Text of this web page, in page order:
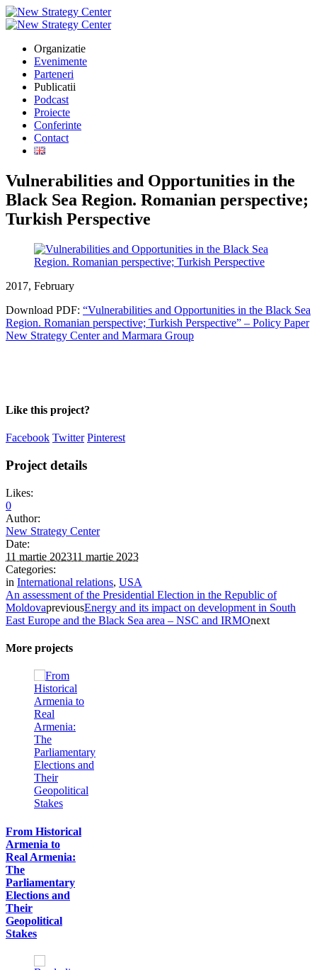
Organizatie
Evenimente
Parteneri
Publicatii
Podcast
Proiecte
Conferinte
Contact
Vulnerabilities and Opportunities in the
Black Sea Region. Romanian perspective;
Turkish Perspective
2017, February
Download PDF: “Vulnerabilities and Opportunities in the Black Sea
Region. Romanian perspective; Turkish Perspective” – Policy Paper
New Strategy Center and Marmara Group
Like this project?
Facebook Twitter Pinterest
Project details
Likes:
0
Author:
New Strategy Center
Date:
11 martie 202311 martie 2023
Categories:
in International relations, USA
An assessment of the Presidential Election in the Republic of
MoldovapreviousEnergy and its impact on development in South
East Europe and the Black Sea area – NSC and IRMOnext
More projects
From Historical
Armenia to
Real Armenia:
The
Parliamentary
Elections and
Their
Geopolitical
Stakes